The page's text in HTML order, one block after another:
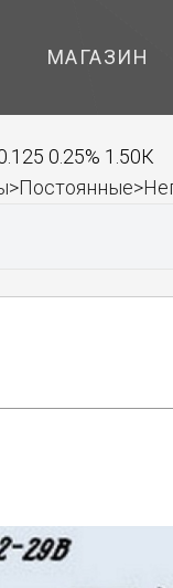
МАГАЗИН
0.25% 1.50К